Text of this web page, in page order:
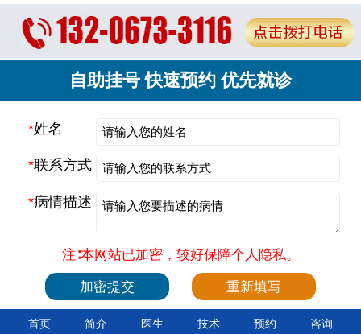
自助挂号 快速预约 优先就诊
*姓名
*联系方式
*病情描述
注∶本网站已加密，较好保障个人隐私。
首页 简介 医生 技术 预约 咨询